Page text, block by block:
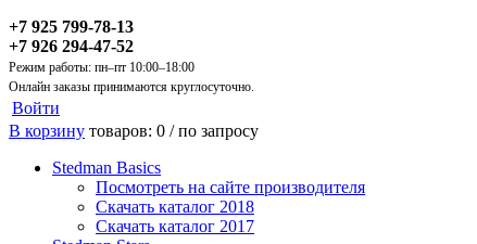
+7 925 799-78-13
+7 926 294-47-52
Режим работы: пн–пт 10:00–18:00
Онлайн заказы принимаются круглосуточно.
Войти
В корзину товаров: 0 /по запросу
Stedman Basics
Посмотреть на сайте производителя
Скачать каталог 2018
Скачать каталог 2017